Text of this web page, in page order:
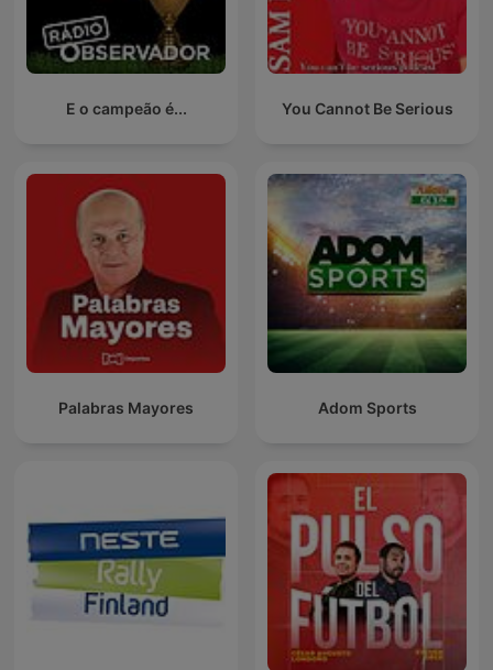
E o campeão é... You Cannot Be Serious
Palabras Mayores Adom Sports